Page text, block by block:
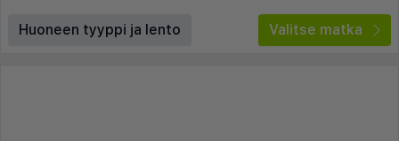
Huoneen tyyppi ja lento Valitse matka